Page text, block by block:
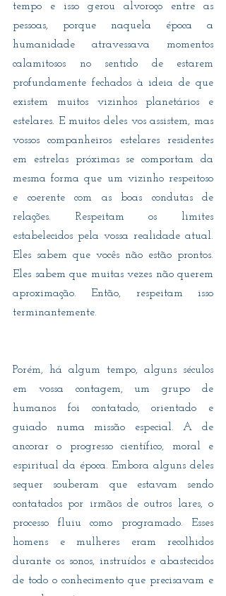
tempo e isso gerou alvoroço entre as
pessoas, porque naquela época a
humanidade atravessava momentos
calamitosos no sentido de estarem
profundamente fechados à ideia de que
existem muitos vizinhos planetários e
estelares. E muitos deles vos assistem, mas
vossos companheiros estelares residentes
em estrelas próximas se comportam da
mesma forma que um vizinho respeitoso
e coerente com as boas condutas de
relações. Respeitam os limites
estabelecidos pela vossa realidade atual.
Eles sabem que vocês não estão prontos.
Eles sabem que muitas vezes não querem
aproximação. Então, respeitam isso
terminantemente.
Porém, há algum tempo, alguns séculos
em vossa contagem, um grupo de
humanos foi contatado, orientado e
guiado numa missão especial. A de
ancorar o progresso científico, moral e
espiritual da época. Embora alguns deles
sequer souberam que estavam sendo
contatados por irmãos de outros lares, o
processo fluiu como programado. Esses
homens e mulheres eram recolhidos
durante os sonos, instruídos e abastecidos
de todo o conhecimento que precisavam e